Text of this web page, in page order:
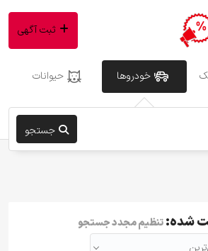
خودروها حیوانات
جستجو
ثبت آگهی
تنظیم مجدد جستجو